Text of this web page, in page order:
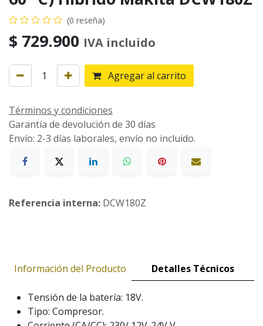
(0 reseña)
$ 729.900 IVA incluido
Agregar al carrito
Términos y condiciones
Garantía de devolución de 30 días
Envío: 2-3 días laborales, envío no incluido.
Referencia interna: DCW180Z
Información del Producto Detalles Técnicos
Tensión de la batería: 18V.
Tipo: Compresor.